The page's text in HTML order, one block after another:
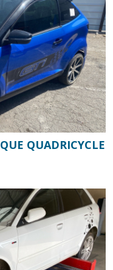
QUADRICYCLE